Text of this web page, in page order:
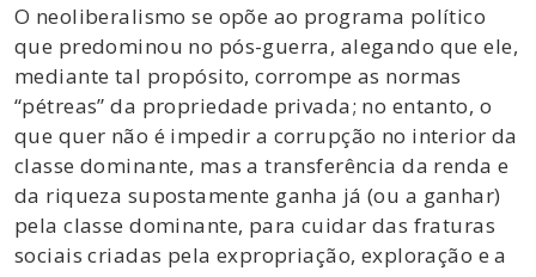
O neoliberalismo se opõe ao programa político
que predominou no pós-guerra, alegando que ele,
mediante tal propósito, corrompe as normas
“pétreas” da propriedade privada; no entanto, o
que quer não é impedir a corrupção no interior da
classe dominante, mas a transferência da renda e
da riqueza supostamente ganha já (ou a ganhar)
pela classe dominante, para cuidar das fraturas
sociais criadas pela expropriação, exploração e a